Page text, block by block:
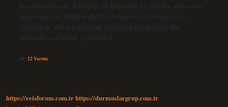
karşılaştırılmıştır. Türkçede ilk kullanımı 15. yüzyılın sonlarında
belgelenmiştir. Kölük nedir? Bu kelimeyi Eski Türkçe köl –
“bağlamak” fiilini kullanarak açıklamak çok kolaydır. Her
durumda, onu köl-ük veya köl-ü-k
12 Yorum
https://reisforum.com.trhttps://durmuslargrup.com.tr